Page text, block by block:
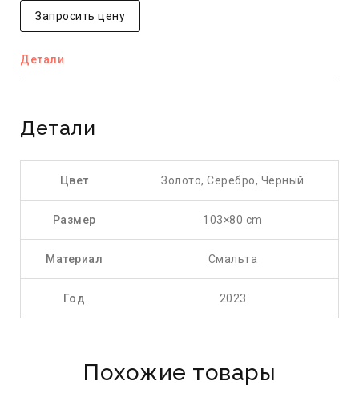
Запросить цену
Детали
Детали
Цвет Золото, Серебро, Чёрный
Размер 103×80 cm
Материал Смальта
Год 2023
Похожие товары